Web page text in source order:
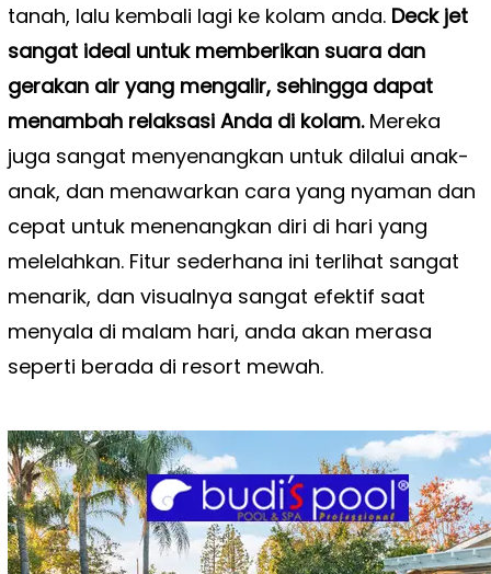
tanah, lalu kembali lagi ke kolam anda. Deck jet
sangat ideal untuk memberikan suara dan
gerakan air yang mengalir, sehingga dapat
menambah relaksasi Anda di kolam.Mereka
juga sangat menyenangkan untuk dilalui anak-
anak, dan menawarkan cara yang nyaman dan
cepat untuk menenangkan diri di hari yang
melelahkan. Fitur sederhana ini terlihat sangat
menarik, dan visualnya sangat efektif saat
menyala di malam hari, anda akan merasa
seperti berada di resort mewah.